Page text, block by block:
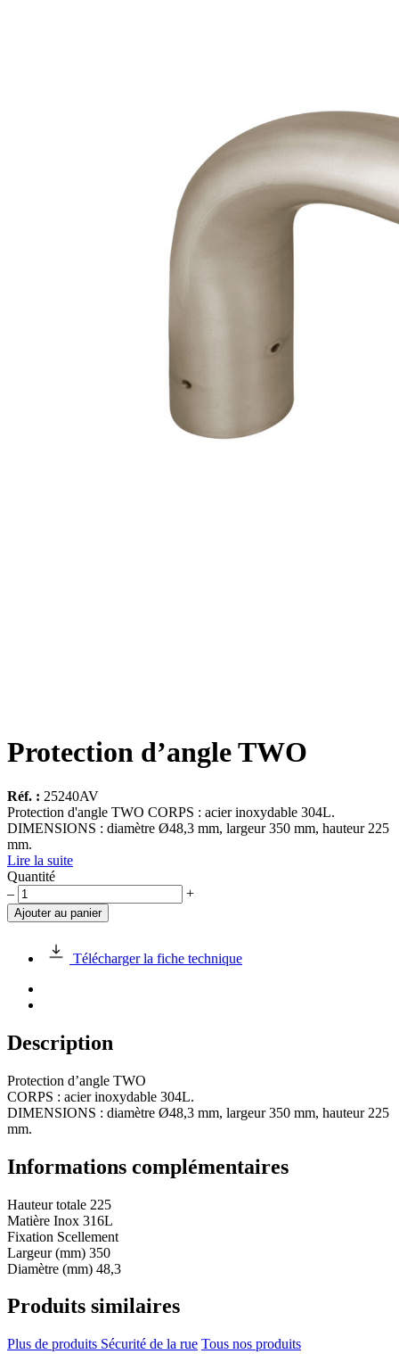
Protection d’angle TWO
Réf. : 25240AV
Protection d'angle TWO CORPS : acier inoxydable 304L.
DIMENSIONS : diamètre Ø48,3 mm, largeur 350 mm, hauteur 225
mm.
Lire la suite
Quantité
quantité
de
Protection
TWO
– +
Ajouter au panier
Télécharger la fiche technique
Description
Protection d’angle TWO
CORPS : acier inoxydable 304L.
DIMENSIONS : diamètre Ø48,3 mm, largeur 350 mm, hauteur 225
mm.
Informations complémentaires
Hauteur totale 225
Matière Inox 316L
Fixation Scellement
Largeur (mm) 350
Diamètre (mm) 48,3
Produits similaires
Plus de produits Sécurité de la rue Tous nos produits